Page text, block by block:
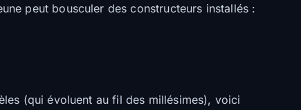
peut bousculer des constructeurs installés :
(qui évoluent au fil des millésimes), voici